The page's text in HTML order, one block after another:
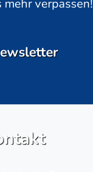
verpassen!